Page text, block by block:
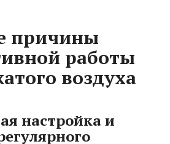
причины
работы
воздуха
настройка и